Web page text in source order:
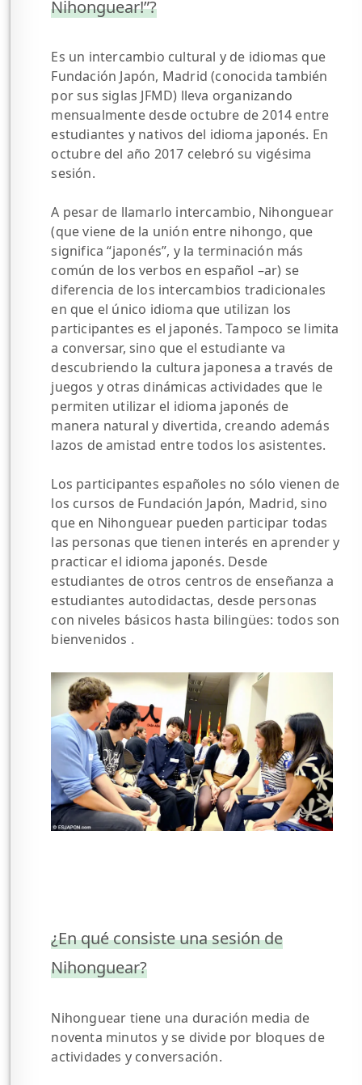
Nihonguear!”?
Es un intercambio cultural y de idiomas que
Fundación Japón, Madrid (conocida también
por sus siglas JFMD) lleva organizando
mensualmente desde octubre de 2014 entre
estudiantes y nativos del idioma japonés. En
octubre del año 2017 celebró su vigésima
sesión.
A pesar de llamarlo intercambio, Nihonguear
(que viene de la unión entre nihongo, que
significa “japonés”, y la terminación más
común de los verbos en español –ar) se
diferencia de los intercambios tradicionales
en que el único idioma que utilizan los
participantes es el japonés. Tampoco se limita
a conversar, sino que el estudiante va
descubriendo la cultura japonesa a través de
juegos y otras dinámicas actividades que le
permiten utilizar el idioma japonés de
manera natural y divertida, creando además
lazos de amistad entre todos los asistentes.
Los participantes españoles no sólo vienen de
los cursos de Fundación Japón, Madrid, sino
que en Nihonguear pueden participar todas
las personas que tienen interés en aprender y
practicar el idioma japonés. Desde
estudiantes de otros centros de enseñanza a
estudiantes autodidactas, desde personas
con niveles básicos hasta bilingües: todos son
bienvenidos .
¿En qué consiste una sesión de
Nihonguear?
Nihonguear tiene una duración media de
noventa minutos y se divide por bloques de
actividades y conversación.